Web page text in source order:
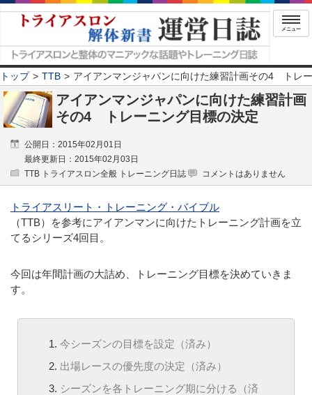
メニュー
トップ TTB アイアンマンジャパンに向けた練習計画その4 トレ
アイアンマンジャパンに向けた練習計画
その4 トレーニング目標の決定
公開日：2015年02月01日
最終更新日：2015年02月03日
TTB トライアスロン全般 トレーニング日誌
コメントはありません
トライアスリート・トレーニング・バイブル
（TTB）を参考にアイアンマンに向けたトレーニング計画を立
てるシリーズ4回目。
今回は年間計画の大詰め、トレーニング目標を決めていきま
す。
今シーズンの目標を設定（済み）
出場レースの優先度の決定（済み）
シーズンを各トレーニング期に分ける（済